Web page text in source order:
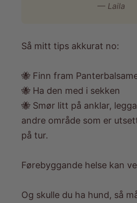
— Laila
Så mitt tips akkurat no:
🐝 Finn fram
🐝 Ha den med i sekken
🐝 Smør litt på anklar,
andre område som er
på tur.
Førebyggande helse kan
Og skulle du ha hund, så